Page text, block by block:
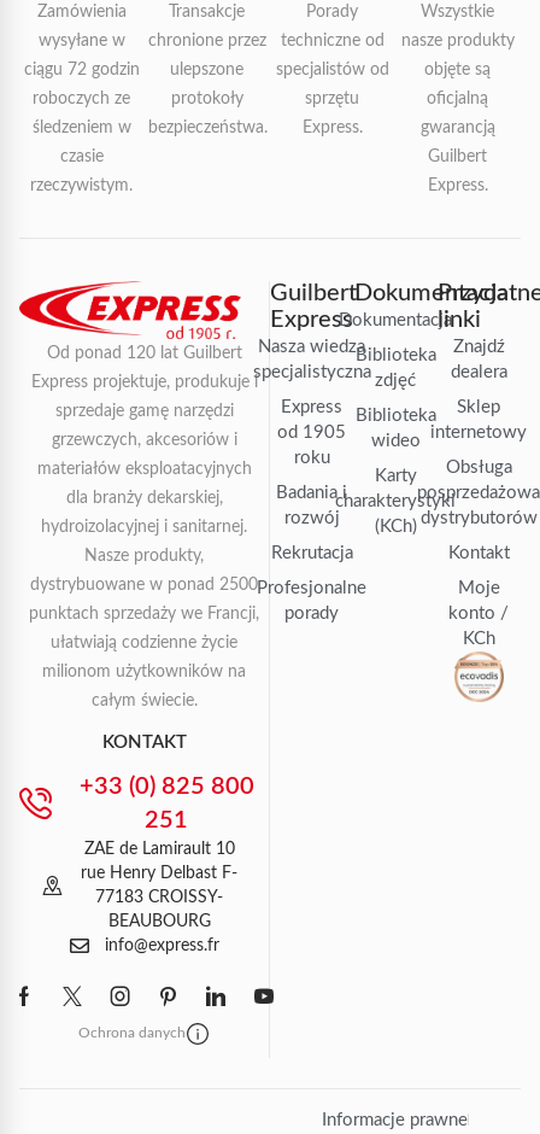
Zamówienia
wysyłane w
ciągu 72 godzin
roboczych ze
śledzeniem w
czasie
rzeczywistym.
Transakcje
chronione przez
ulepszone
protokoły
bezpieczeństwa.
Porady
techniczne od
specjalistów od
sprzętu
Express.
Wszystkie
nasze produkty
objęte są
oficjalną
gwarancją
Guilbert
Express.
Od ponad 120 lat Guilbert
Express projektuje, produkuje i
sprzedaje gamę narzędzi
grzewczych, akcesoriów i
materiałów eksploatacyjnych
dla branży dekarskiej,
hydroizolacyjnej i sanitarnej.
Nasze produkty,
dystrybuowane w ponad 2500
punktach sprzedaży we Francji,
ułatwiają codzienne życie
milionom użytkowników na
całym świecie.
KONTAKT
+33 (0) 825 800
251
ZAE de Lamirault 10
rue Henry Delbast F-
77183 CROISSY-
BEAUBOURG
info@express.fr
Ochrona danych
Guilbert
Express
Nasza wiedza
specjalistyczna
Express
od 1905
roku
Badania i
rozwój
Rekrutacja
Profesjonalne
porady
Dokumentacja
Dokumentacja
Biblioteka
zdjęć
Biblioteka
wideo
Karty
charakterystyki
(KCh)
linki
Znajdź
dealera
Sklep
internetowy
Obsługa
posprzedażowa
dystrybutorów
Kontakt
Moje
konto /
KCh
Informacje prawne